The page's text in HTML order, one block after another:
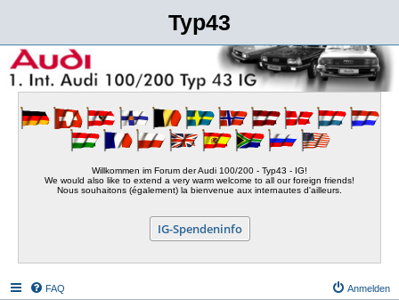
Typ43
Willkommen im Forum der Audi 100/200 - Typ43 - IG!
We would also like to extend a very warm welcome to all our foreign friends!
Nous souhaitons (également) la bienvenue aux internautes d'ailleurs.
IG-Spendeninfo
FAQ Anmelden